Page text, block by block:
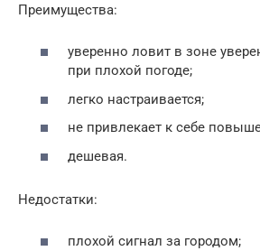
Преимущества:
уверенно ловит в зоне
при плохой погоде;
легко настраивается;
не привлекает к себе
дешевая.
Недостатки:
плохой сигнал за городом;